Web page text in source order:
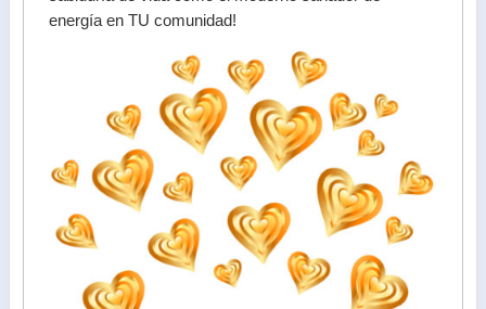
energía en TU comunidad!